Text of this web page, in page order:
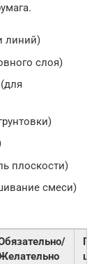
линий)
слоя)
плоскости)
смеси)